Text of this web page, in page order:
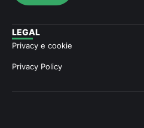
LEGAL
Privacy e cookie
Privacy Policy